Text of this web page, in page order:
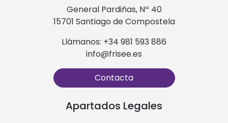
General Pardiñas, Nº 40
15701 Santiago de Compostela
Llámanos: +34 981 593 886
info@frisee.es
Contacta
Apartados Legales